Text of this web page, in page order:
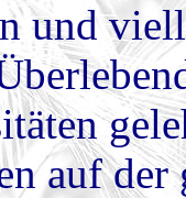
und
auf der